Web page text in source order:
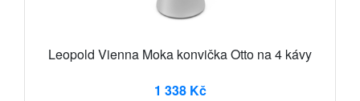
Leopold Vienna Moka konvička Otto na 4 kávy
1 338 Kč